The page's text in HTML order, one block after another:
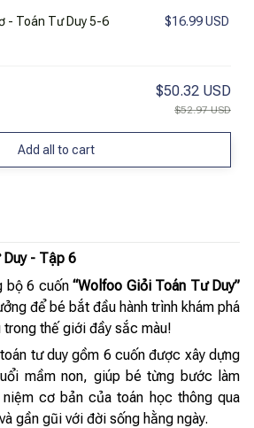
- Toán Tư Duy 5-6
$16.99 USD
$50.32 USD
$52.97 USD
Add all to cart
- Tập 6
bộ 6 cuốn“Wolfoo Giỏi Toán Tư Duy”
để bé bắt đầu hành trình khám phá
thế giới đầy sắc màu!
tư duy gồm 6 cuốn được xây dựng
mầm non, giúp bé từng bước làm
cơ bản của toán học thông qua
gần gũi với đời sống hằng ngày.